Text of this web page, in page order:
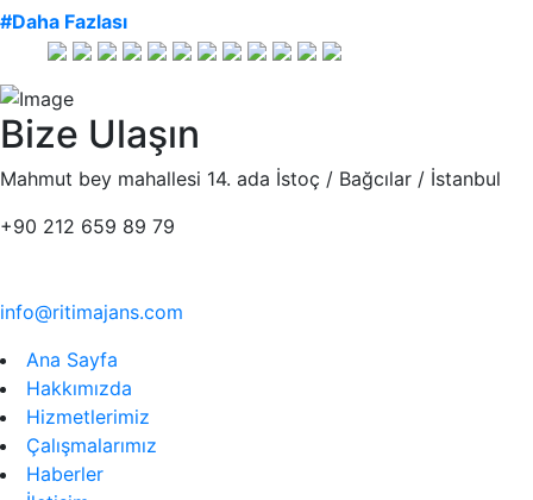
#Daha Fazlası
Bize Ulaşın
Mahmut bey mahallesi 14. ada İstoç / Bağcılar / İstanbul
+90 212 659 89 79
info@ritimajans.com
Ana Sayfa
Hakkımızda
Hizmetlerimiz
Çalışmalarımız
Haberler